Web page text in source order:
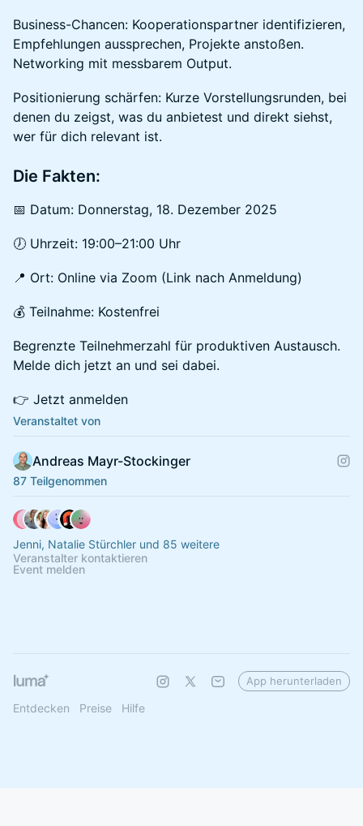
Business-Chancen: Kooperationspartner identifizieren,
Empfehlungen aussprechen, Projekte anstoßen.
Networking mit messbarem Output.
Positionierung schärfen: Kurze Vorstellungsrunden, bei
denen du zeigst, was du anbietest und direkt siehst,
wer für dich relevant ist.
Die Fakten:
📅 Datum: Donnerstag, 18. Dezember 2025
🕖 Uhrzeit: 19:00–21:00 Uhr
📍 Ort: Online via Zoom (Link nach Anmeldung)
💰 Teilnahme: Kostenfrei
Begrenzte Teilnehmerzahl für produktiven Austausch.
Melde dich jetzt an und sei dabei.
👉 Jetzt anmelden
Veranstaltet von
Andreas Mayr-Stockinger
87 Teilgenommen
Jenni, Natalie Stürchler und 85 weitere
Veranstalter kontaktieren
Event melden
Entdecken Preise Hilfe
App herunterladen